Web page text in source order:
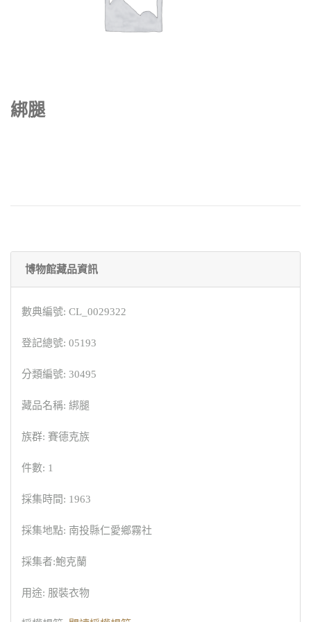
綁腿
博物館藏品資訊
數典編號: CL_0029322
登記總號: 05193
分類編號: 30495
藏品名稱: 綁腿
族群: 賽德克族
件數: 1
採集時間: 1963
採集地點: 南投縣仁愛鄉霧社
採集者:鮑克蘭
用途: 服裝衣物